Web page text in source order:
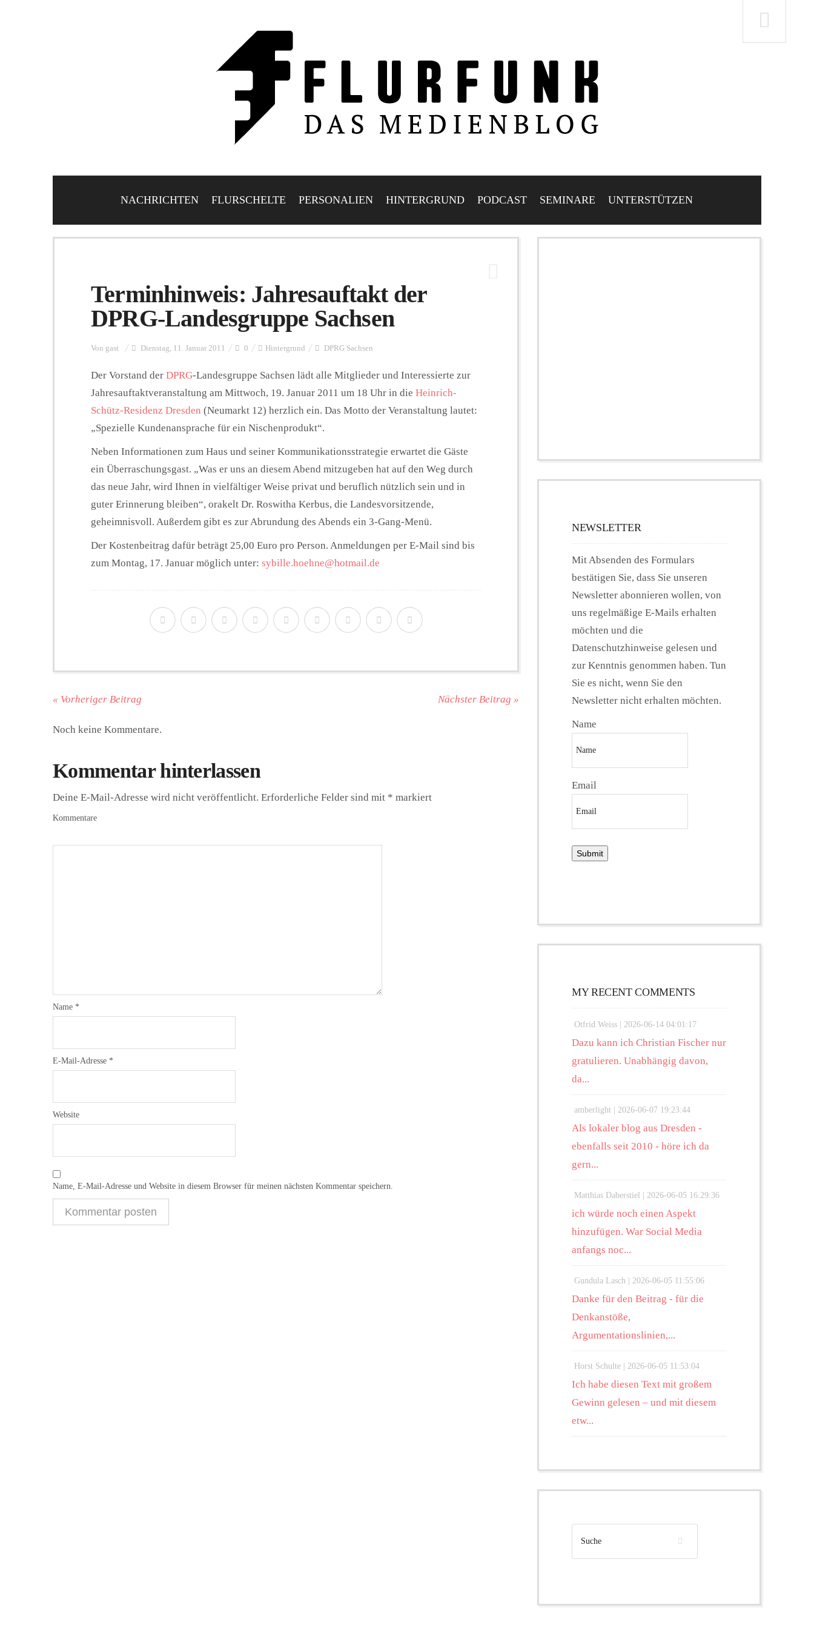
NACHRICHTEN FLURSCHELTE PERSONALIEN HINTERGRUND PODCAST SEMINARE UNTERSTÜTZEN
Terminhinweis: Jahresauftakt der
DPRG-Landesgruppe Sachsen
Von gast Dienstag, 11. Januar 2011 0 Hintergrund DPRG Sachsen
Der Vorstand der DPRG-Landesgruppe Sachsen lädt alle Mitglieder und Interessierte zur
Jahresauftaktveranstaltung am Mittwoch, 19. Januar 2011 um 18 Uhr in die Heinrich-
Schütz-Residenz Dresden (Neumarkt 12) herzlich ein. Das Motto der Veranstaltung lautet:
„Spezielle Kundenansprache für ein Nischenprodukt“.
Neben Informationen zum Haus und seiner Kommunikationsstrategie erwartet die Gäste
ein Überraschungsgast. „Was er uns an diesem Abend mitzugeben hat auf den Weg durch
das neue Jahr, wird Ihnen in vielfältiger Weise privat und beruflich nützlich sein und in
guter Erinnerung bleiben“, orakelt Dr. Roswitha Kerbus, die Landesvorsitzende,
geheimnisvoll. Außerdem gibt es zur Abrundung des Abends ein 3-Gang-Menü.
Der Kostenbeitrag dafür beträgt 25,00 Euro pro Person. Anmeldungen per E-Mail sind bis
zum Montag, 17. Januar möglich unter: sybille.hoehne@hotmail.de
« Vorheriger Beitrag Nächster Beitrag »
Noch keine Kommentare.
Kommentar hinterlassen
Deine E-Mail-Adresse wird nicht veröffentlicht. Erforderliche Felder sind mit * markiert
Kommentare
Name *
E-Mail-Adresse *
Website
Name, E-Mail-Adresse und Website in diesem Browser für meinen nächsten Kommentar speichern.
NEWSLETTER
Mit Absenden des Formulars
bestätigen Sie, dass Sie unseren
Newsletter abonnieren wollen, von
uns regelmäßige E-Mails erhalten
möchten und die
Datenschutzhinweise gelesen und
zur Kenntnis genommen haben. Tun
Sie es nicht, wenn Sie den
Newsletter nicht erhalten möchten.
Name
Email
MY RECENT COMMENTS
Otfrid Weiss | 2026-06-14 04:01:17
Dazu kann ich Christian Fischer nur
gratulieren. Unabhängig davon,
da...
amberlight | 2026-06-07 19:23:44
Als lokaler blog aus Dresden -
ebenfalls seit 2010 - höre ich da
gern...
Matthias Daberstiel | 2026-06-05 16:29:36
ich würde noch einen Aspekt
hinzufügen. War Social Media
anfangs noc...
Gundula Lasch | 2026-06-05 11:55:06
Danke für den Beitrag - für die
Denkanstöße,
Argumentationslinien,...
Horst Schulte | 2026-06-05 11:53:04
Ich habe diesen Text mit großem
Gewinn gelesen – und mit diesem
etw...